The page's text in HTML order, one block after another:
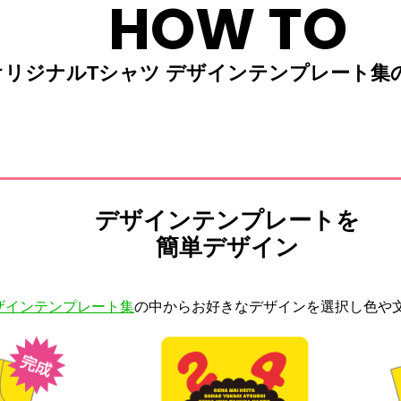
HOW TO
リジナルTシャツ デザインテンプレート集
デザインテンプレートを
簡単デザイン
インテンプレート集の中からお好きなデザインを選択し色や